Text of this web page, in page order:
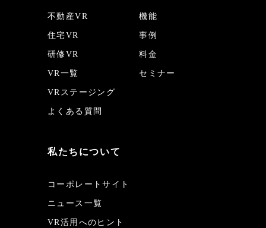
不動産VR
住宅VR
研修VR
VR一覧
VRステージング
よくある質問
機能
事例
料金
セミナー
私たちについて
コーポレートサイト
ニュース一覧
VR活用へのヒント